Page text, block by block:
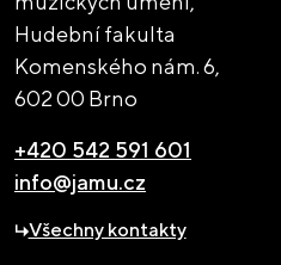
Hudební fakulta
Komenského nám. 6,
602 00 Brno
+420 542 591 601
info@jamu.cz
Všechny kontakty